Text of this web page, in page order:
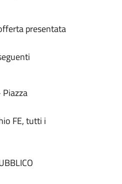
presentata
FE, tutti i